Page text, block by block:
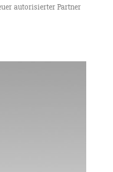
autorisierter Partner